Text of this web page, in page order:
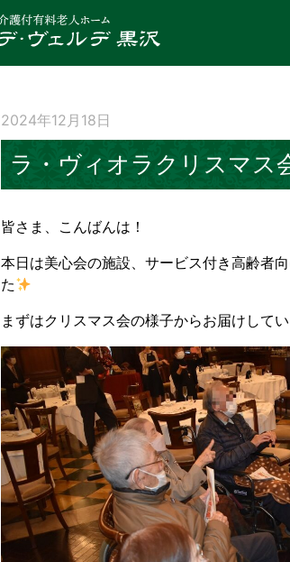
2024年12月18日
ラ・ヴィオラクリスマス
皆さま、こんばんは！
本日は美心会の施設、サービス付き高齢者
た
まずはクリスマス会の様子からお届けして